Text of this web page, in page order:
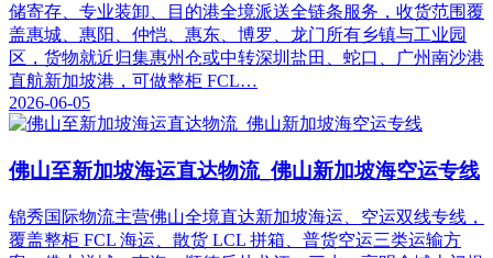
储寄存、专业装卸、目的港全境派送全链条服务，收货范围覆
盖惠城、惠阳、仲恺、惠东、博罗、龙门所有乡镇与工业园
区，货物就近归集惠州仓或中转深圳盐田、蛇口、广州南沙港
直航新加坡港，可做整柜 FCL…
2026-06-05
佛山至新加坡海运直达物流_佛山新加坡海空运专线
锦秀国际物流主营佛山全境直达新加坡海运、空运双线专线，
覆盖整柜 FCL 海运、散货 LCL 拼箱、普货空运三类运输方